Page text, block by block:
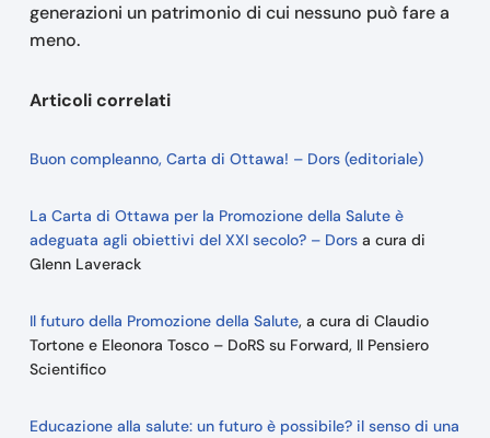
generazioni un patrimonio di cui nessuno può fare a
meno.
Articoli correlati
Buon compleanno, Carta di Ottawa! – Dors (editoriale)
La Carta di Ottawa per la Promozione della Salute è
adeguata agli obiettivi del XXI secolo? – Dors a cura di
Glenn Laverack
Il futuro della Promozione della Salute, a cura di Claudio
Tortone e Eleonora Tosco – DoRS su Forward, Il Pensiero
Scientifico
Educazione alla salute: un futuro è possibile? il senso di una